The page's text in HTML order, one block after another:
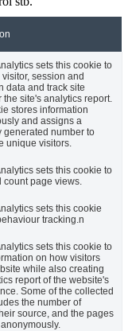
sets this cookie to
session and
data and track site
the site's analytics report.
stores information
and assigns a
generated number to
unique visitors.
sets this cookie to
count page views.
sets this cookie
tracking.n
sets this cookie to
on how visitors
while also creating
report of the website's
Some of the collected
the number of
source, and the pages